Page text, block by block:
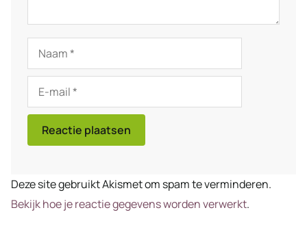
Naam
mail
Deze site gebruikt Akismet om spam te verminderen.
Bekijk hoe je reactie gegevens worden verwerkt.